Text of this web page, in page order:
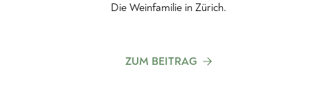
Die Weinfamilie in Zürich.
ZUM BEITRAG